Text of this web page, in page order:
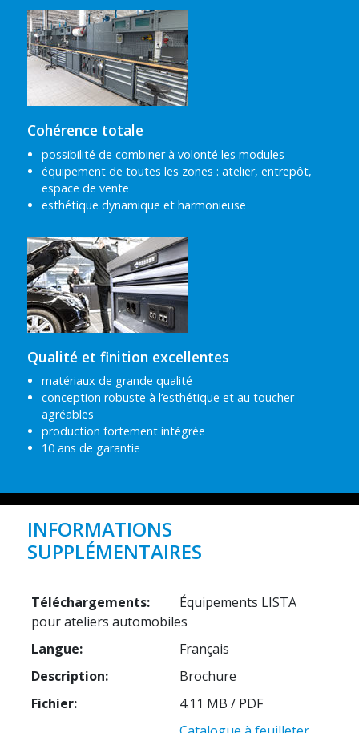
Cohérence totale
possibilité de combiner à volonté les modules
équipement de toutes les zones : atelier, entrepôt,
espace de vente
esthétique dynamique et harmonieuse
Qualité et finition excellentes
matériaux de grande qualité
conception robuste à l’esthétique et au toucher
agréables
production fortement intégrée
10 ans de garantie
INFORMATIONS
SUPPLÉMENTAIRES
Équipements LISTA
pour ateliers automobiles
Français
Brochure
4.11 MB / PDF